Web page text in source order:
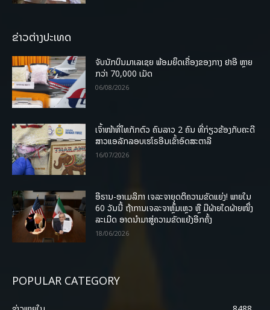
ຂ່າວຕ່າງປະເທດ
ຈັບນັກບິນມາເລເຊຍ ພ້ອມຍຶດເຄື່ອງຂອງກາງ ຢາອີ ຫຼາຍ
ກວ່າ 70,000 ເມັດ
06/08/2026
ເຈົ້າໜ້າທີ່ໄທກັກຕົວ ຄົນລາວ 2 ຄົນ ທີ່ກ່ຽວຂ້ອງກັບຄະດີ
ສາວແອລັກລອບເຮໂຣອີນເຂົ້າອົດສະຕາລີ
16/07/2026
ອີຣານ-ອາເມລິກາ ເຈລະຈາຍຸດຕິຄວາມຂັດແຍ່ງ! ພາຍໃນ
60 ວັນນີ້ ຖ້າການເຈລະຈາຫຼົ້ມເຫຼວ ຫຼື ມີຝ່າຍໃດຝ່າຍໜຶ່ງ
ລະເມີດ ອາດນໍາມາສູ່ຄວາມຂັດແຍ້ງອີກຄັ້ງ
18/06/2026
POPULAR CATEGORY